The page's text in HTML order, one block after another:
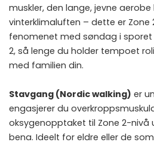
muskler, den lange, jevne
vinterklimaluften – dette er Zone
fenomenet med søndag i
2, så lenge du holder tempoet
med familien din.
Stavgang (Nordic walking) er
engasjerer du
oksygenopptaket til Zone 2-nivå
bena. Ideelt for eldre eller de